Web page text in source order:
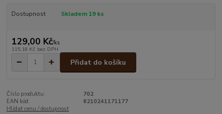
Dostupnost Skladem 19 ks
129,00 Kč/ks
115,18 Kč bez DPH
Přidat do košíku
Číslo produktu:
702
EAN kód:
6210241171177
Hlídat cenu / dostupnost